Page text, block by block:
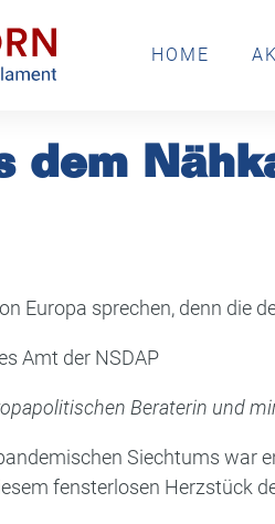
HOME
dem
Europa sprechen, denn die
Amt der NSDAP
Beraterin und
Siechtums war
fensterlosen Herzstück